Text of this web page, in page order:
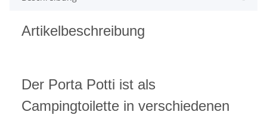
Artikelbeschreibung
Der Porta Potti ist als
Campingtoilette in verschiedenen